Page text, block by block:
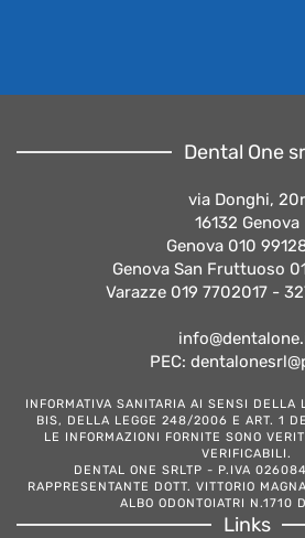
Dental One
via Donghi, 20r
16132 Genova
Genova 010
Genova San Fruttuoso
Varazze 019 7702017 -
PEC:
INFORMATIVA SANITARIA AI SENSI DELLA
BIS, DELLA LEGGE 248/2006 E ART. 1
LE INFORMAZIONI FORNITE SONO
VERIFICABILI.
DENTAL ONE SRLTP - P.IVA
RAPPRESENTANTE DOTT. VITTORIO
ALBO ODONTOIATRI N.1710
Links